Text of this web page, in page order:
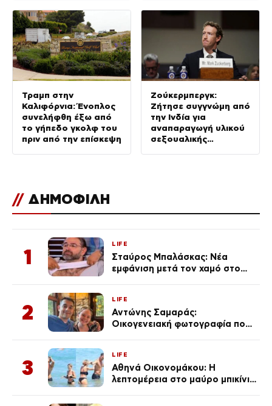
Τραμπ στην
Καλιφόρνια: Ένοπλος
συνελήφθη έξω από
το γήπεδο γκολφ του
πριν από την επίσκεψη
Ζούκερμπεργκ:
Ζήτησε συγγνώμη από
την Ινδία για
αναπαραγωγή υλικού
σεξουαλικής
// ΔΗΜΟΦΙΛΗ
1
LIFE
Σταύρος Μπαλάσκας: Νέα
εμφάνιση μετά τον χαμό στο
2
LIFE
Αντώνης Σαμαράς:
Οικογενειακή φωτογραφία που
Λένας
3
LIFE
Αθηνά Οικονομάκου: Η
λεπτομέρεια στο μαύρο μπικίνι